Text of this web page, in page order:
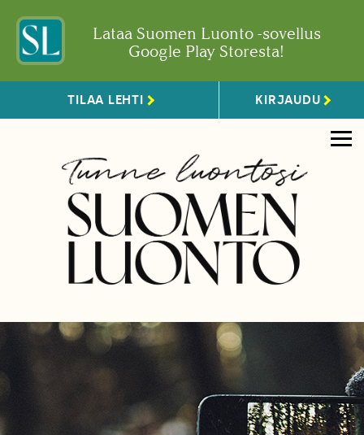
Lataa Suomen Luonto -sovellus
Google Play Storesta!
TILAA LEHTI KIRJAUDU